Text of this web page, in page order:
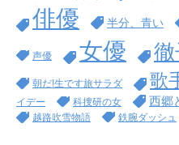
俳優 半分、青い
声優 女優
朝だ!生です旅サラダ 歌
イデー
科捜研の女 西郷
越路吹雪物語 鉄腕ダッシュ